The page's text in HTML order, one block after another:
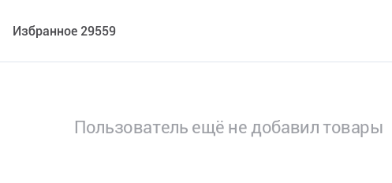
Избранное 29559
Пользователь ещё не добавил товары